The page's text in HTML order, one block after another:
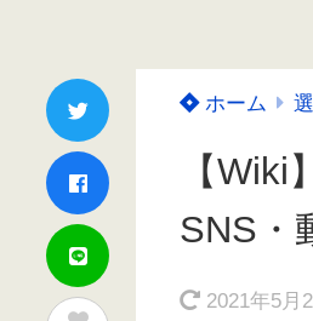
ホーム
【
SNS・
2021年5月